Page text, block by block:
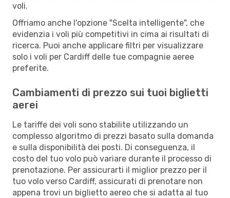
voli.
Offriamo anche l'opzione "Scelta intelligente", che
evidenzia i voli più competitivi in cima ai risultati di
ricerca. Puoi anche applicare filtri per visualizzare
solo i voli per Cardiff delle tue compagnie aeree
preferite.
Cambiamenti di prezzo sui tuoi biglietti
aerei
Le tariffe dei voli sono stabilite utilizzando un
complesso algoritmo di prezzi basato sulla domanda
e sulla disponibilità dei posti. Di conseguenza, il
costo del tuo volo può variare durante il processo di
prenotazione. Per assicurarti il miglior prezzo per il
tuo volo verso Cardiff, assicurati di prenotare non
appena trovi un biglietto aereo che si adatta al tuo